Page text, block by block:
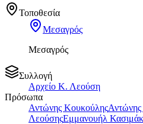
Τοποθεσία
Μεσαγρός
Μεσαγρός
Συλλογή
Αρχείο Κ. Λεούση
Πρόσωπα
Αντώνης Κουκούλης
ΛεούσηςΕμμανουήλ